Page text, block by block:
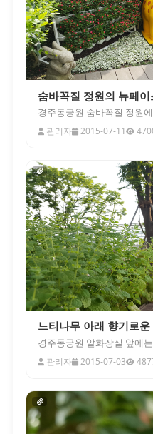
숨바꼭질 정원의 뉴페이
경주동궁원 숨바꼭질 정원
관리자 2015-07-11
느티나무 아래 향기로
경주동궁원 알화장실 앞에
관리자 2015-07-03